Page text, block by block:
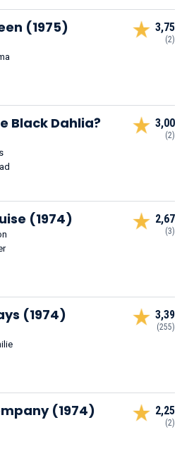
(1975) 3,75
(2)
Black Dahlia?
3,00
(2)
(1974) 2,67
(3)
(1974) 3,39
(255)
(1974) 2,25
(2)